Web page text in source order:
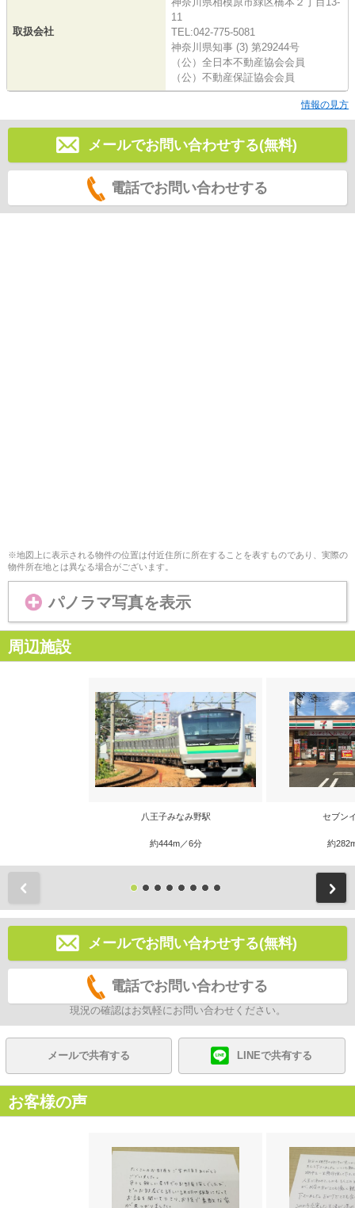
取扱会社
11
TEL:042-775-5081
神奈川県知事 (3) 第29244号
（公）全日本不動産協会会員
（公）不動産保証協会会員
情報の見方
メールでお問い合わせする(無料)
電話でお問い合わせする
※地図上に表示される物件の位置は付近住所に所在することを表すものであり、実際の
物件所在地とは異なる場合がございます。
パノラマ写真を表示
周辺施設
八王子みなみ野駅
約444m／6分
セブン
約
メールでお問い合わせする(無料)
電話でお問い合わせする
現況の確認はお気軽にお問い合わせください。
メールで共有する LINEで共有する
お客様の声